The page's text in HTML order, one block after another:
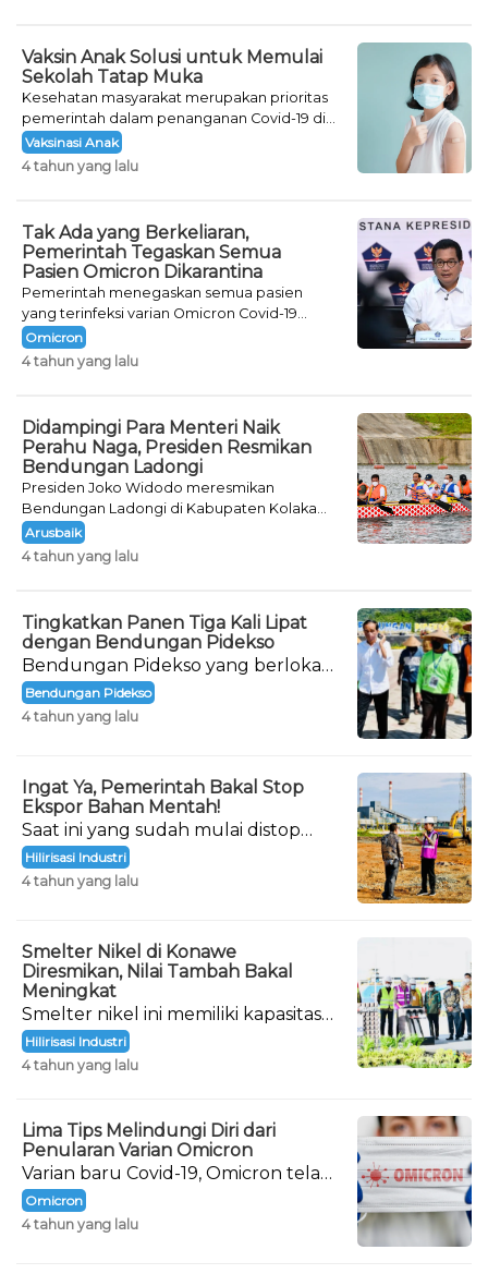
Vaksin Anak Solusi untuk Memulai
Sekolah Tatap Muka
Kesehatan masyarakat merupakan prioritas
pemerintah dalam penanganan Covid-19 di
tanah air.
Vaksinasi Anak
4 tahun yang lalu
Tak Ada yang Berkeliaran,
Pemerintah Tegaskan Semua
Pasien Omicron Dikarantina
Pemerintah menegaskan semua pasien
yang terinfeksi varian Omicron Covid-19
sedang menjalani karantina.
Omicron
4 tahun yang lalu
Didampingi Para Menteri Naik
Perahu Naga, Presiden Resmikan
Bendungan Ladongi
Presiden Joko Widodo meresmikan
Bendungan Ladongi di Kabupaten Kolaka
Timur, Provinsi Sulawesi Tenggara
Arusbaik
4 tahun yang lalu
Tingkatkan Panen Tiga Kali Lipat
dengan Bendungan Pidekso
Bendungan Pidekso yang berlokasi
di Kabupaten Wonogiri, Jawa
Tengah, akhirnya diresmikan.
Bendungan Pidekso
4 tahun yang lalu
Ingat Ya, Pemerintah Bakal Stop
Ekspor Bahan Mentah!
Saat ini yang sudah mulai distop
adalah nikel. Nantinya, penghentian
ekspor berikutnya adalah bahan
Hilirisasi Industri
4 tahun yang lalu
Smelter Nikel di Konawe
Diresmikan, Nilai Tambah Bakal
Meningkat
Smelter nikel ini memiliki kapasitas
produksi 1,8 juta ton per tahun.
Hilirisasi Industri
4 tahun yang lalu
Lima Tips Melindungi Diri dari
Penularan Varian Omicron
Varian baru Covid-19, Omicron telah
terdeteksi masuk ke Indonesia
sejak 15 Desember 2021.
Omicron
4 tahun yang lalu